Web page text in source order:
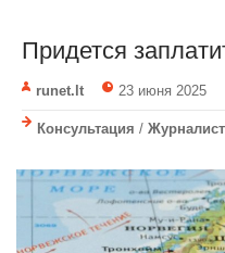
Придется
runet.lt 23 июня 2025
Консультация / Журналист